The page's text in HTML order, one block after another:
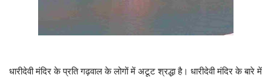
धारीदेवी मंदिर के प्रति गढ़वाल के लोगों में अटूट श्रद्धा है। धारीदेवी मंदिर के बारे में